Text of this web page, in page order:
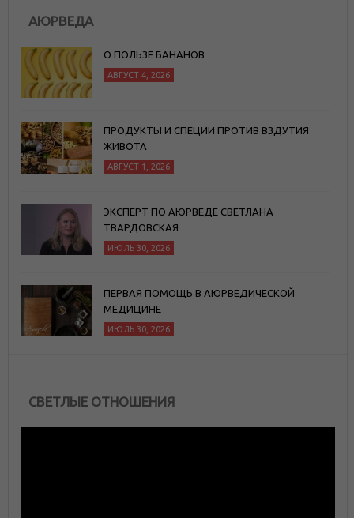
АЮРВЕДА
О ПОЛЬЗЕ БАНАНОВ
АВГУСТ 4, 2026
ПРОДУКТЫ И СПЕЦИИ ПРОТИВ ВЗДУТИЯ
ЖИВОТА
АВГУСТ 1, 2026
ЭКСПЕРТ ПО АЮРВЕДЕ СВЕТЛАНА
ТВАРДОВСКАЯ
ИЮЛЬ 30, 2026
ПЕРВАЯ ПОМОЩЬ В АЮРВЕДИЧЕСКОЙ
МЕДИЦИНЕ
ИЮЛЬ 30, 2026
СВЕТЛЫЕ ОТНОШЕНИЯ